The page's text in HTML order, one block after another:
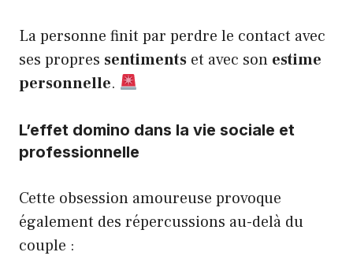
La personne finit par perdre le contact avec
ses propres sentiments et avec son estime
personnelle.
L’effet domino dans la vie sociale et
professionnelle
Cette obsession amoureuse provoque
également des répercussions au-delà du
couple :